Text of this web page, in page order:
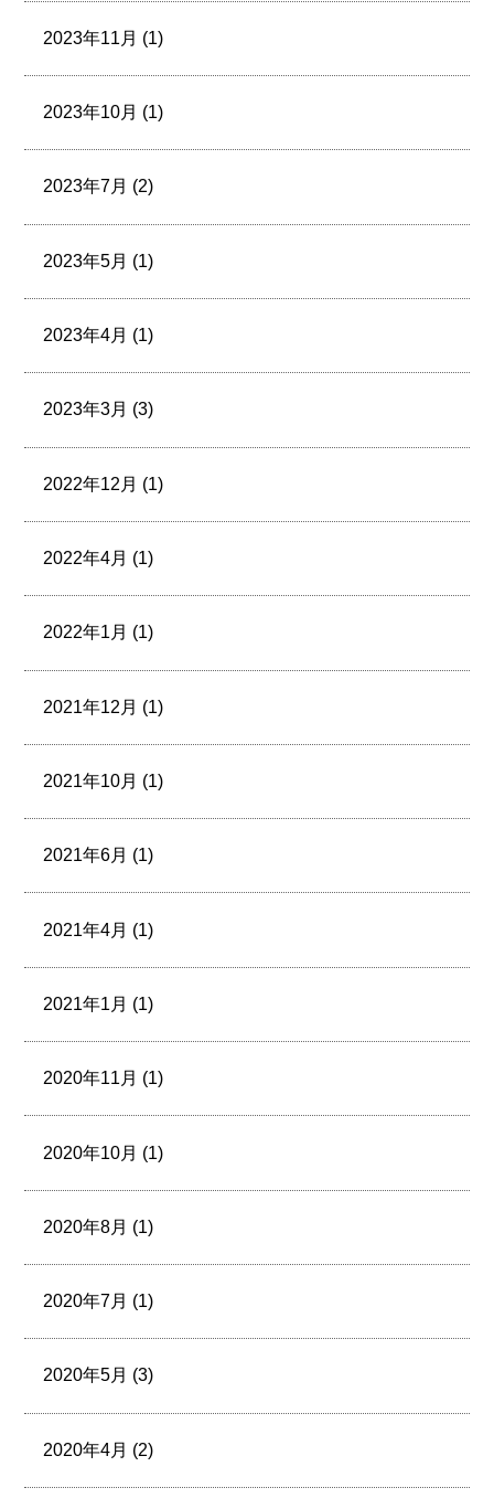
2023年11月 (1)
2023年10月 (1)
2023年7月 (2)
2023年5月 (1)
2023年4月 (1)
2023年3月 (3)
2022年12月 (1)
2022年4月 (1)
2022年1月 (1)
2021年12月 (1)
2021年10月 (1)
2021年6月 (1)
2021年4月 (1)
2021年1月 (1)
2020年11月 (1)
2020年10月 (1)
2020年8月 (1)
2020年7月 (1)
2020年5月 (3)
2020年4月 (2)